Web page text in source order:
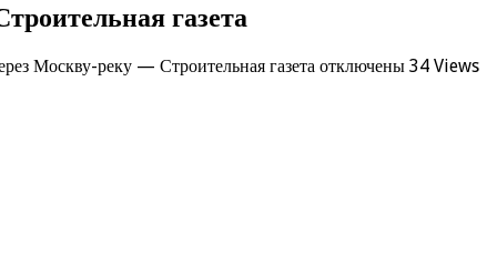
газета
Москву-реку — Строительная газета отключены 34 Views